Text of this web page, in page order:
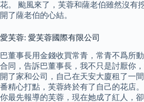
花。 颱風來了，芙蓉和薩老伯雖然沒有
開了薩老伯的心結。
愛芙蓉: 愛芙蓉國際有限公司
巴董事長用金錢收買常青，常青不爲所
合同，告訴巴董事長，我不只是討厭你
開了家和公司，自己在天安大廈租了一
番精心打點，芙蓉終於有了自己的花店
你最先報導的芙蓉，現在她成了紅人，